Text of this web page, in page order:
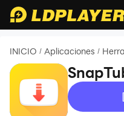
INICIO / Aplicaciones /